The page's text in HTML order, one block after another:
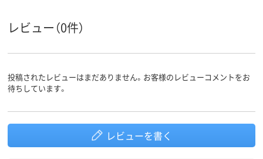
レビュー（0件）
投稿されたレビューはまだありません。お客様のレビューコメントをお
待ちしています。
レビューを書く